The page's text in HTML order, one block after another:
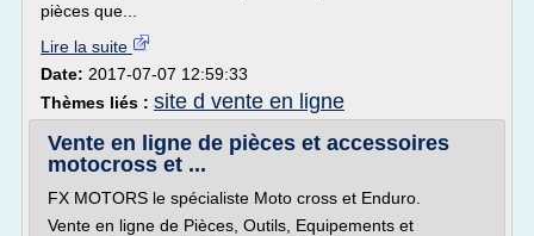
pièces que...
Lire la suite
Date: 2017-07-07 12:59:33
Thèmes liés : site d vente en ligne
Vente en ligne de pièces et accessoires
motocross et ...
FX MOTORS le spécialiste Moto cross et Enduro.
Vente en ligne de Pièces, Outils, Equipements et